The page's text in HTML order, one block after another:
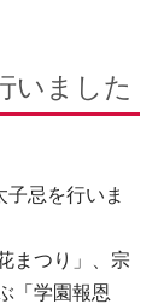
いました
忌を行いま
まつり」、宗
「学園報恩